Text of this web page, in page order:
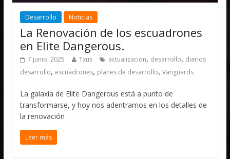
Desarrollo Noticias
La Renovación de los escuadrones
en Elite Dangerous.
7 junio, 2025 Txus actualizacion, desarrollo, diarios
desarrollo, escuadrones, planes de desarrollo,Vanguards
La galaxia de Elite Dangerous está a punto de
transformarse, y hoy nos adentramos en los detalles de
la renovación
Leer más